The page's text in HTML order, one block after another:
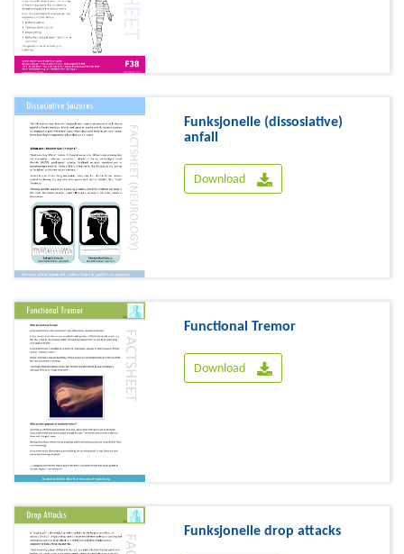
Funksjonelle (dissosiative)
anfall
Download
Functional Tremor
Download
Funksjonelle drop attacks